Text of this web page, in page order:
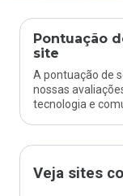
Pontuação
site
A pontuação de
nossas
tecnologia e
Veja sites